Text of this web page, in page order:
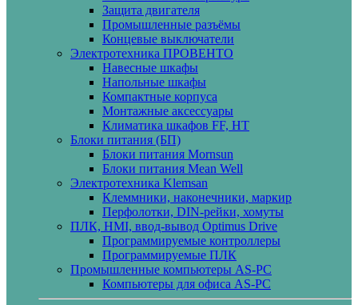
Защита двигателя
Промышленные разъёмы
Концевые выключатели
Электротехника ПРОВЕНТО
Навесные шкафы
Напольные шкафы
Компактные корпуса
Монтажные аксессуары
Климатика шкафов FF, HT
Блоки питания (БП)
Блоки питания Mornsun
Блоки питания Mean Well
Электротехника Klemsan
Клеммники, наконечники, маркир
Перфолотки, DIN-рейки, хомуты
ПЛК, HMI, ввод-вывод Optimus Drive
Программируемые контроллеры
Программируемые ПЛК
Промышленные компьютеры AS-PC
Компьютеры для офиса AS-PC